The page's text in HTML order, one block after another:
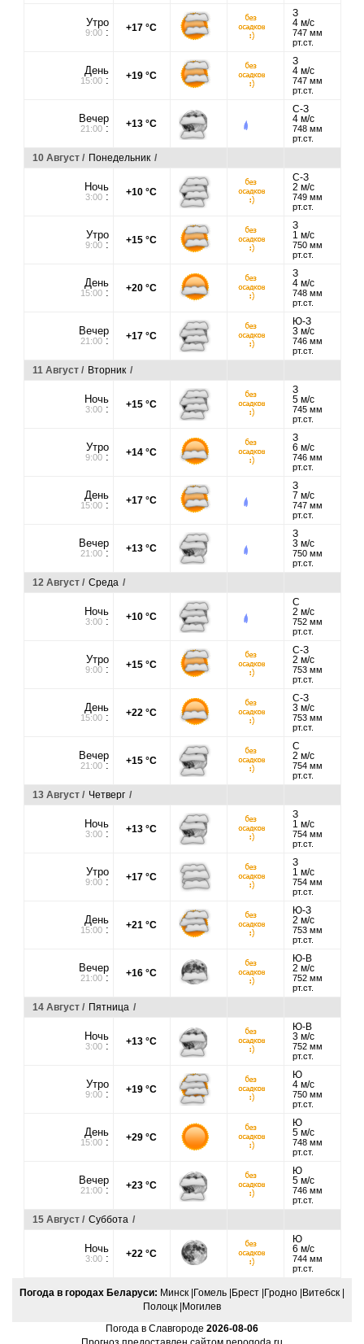
Утро
9:00: +17 °C
З
4 м/с
747 мм
рт.ст.
День
15:00: +19 °C
З
4 м/с
747 мм
рт.ст.
Вечер
21:00: +13 °C
С-З
4 м/с
748 мм
рт.ст.
10 Август / Понедельник /
Ночь
3:00: +10 °C
С-З
2 м/с
749 мм
рт.ст.
Утро
9:00: +15 °C
З
1 м/с
750 мм
рт.ст.
День
15:00: +20 °C
З
4 м/с
748 мм
рт.ст.
Вечер
21:00: +17 °C
Ю-З
3 м/с
746 мм
рт.ст.
11 Август / Вторник /
Ночь
3:00: +15 °C
З
5 м/с
745 мм
рт.ст.
Утро
9:00: +14 °C
З
6 м/с
746 мм
рт.ст.
День
15:00: +17 °C
З
7 м/с
747 мм
рт.ст.
Вечер
21:00: +13 °C
З
3 м/с
750 мм
рт.ст.
12 Август / Среда /
Ночь
3:00: +10 °C
С
2 м/с
752 мм
рт.ст.
Утро
9:00: +15 °C
С-З
2 м/с
753 мм
рт.ст.
День
15:00: +22 °C
С-З
3 м/с
753 мм
рт.ст.
Вечер
21:00: +15 °C
С
2 м/с
754 мм
рт.ст.
13 Август / Четверг /
Ночь
3:00: +13 °C
З
1 м/с
754 мм
рт.ст.
Утро
9:00: +17 °C
З
1 м/с
754 мм
рт.ст.
День
15:00: +21 °C
Ю-З
2 м/с
753 мм
рт.ст.
Вечер
21:00: +16 °C
Ю-В
2 м/с
752 мм
рт.ст.
14 Август / Пятница /
Ночь
3:00: +13 °C
Ю-В
3 м/с
752 мм
рт.ст.
Утро
9:00: +19 °C
Ю
4 м/с
750 мм
рт.ст.
День
15:00: +29 °C
Ю
5 м/с
748 мм
рт.ст.
Вечер
21:00: +23 °C
Ю
5 м/с
746 мм
рт.ст.
15 Август / Суббота /
Ночь
3:00: +22 °C
Ю
6 м/с
744 мм
рт.ст.
Погода в городах Беларуси: Минск Гомель Брест Гродно Витебск
Полоцк Могилев
Погода в Славгороде 2026-08-06